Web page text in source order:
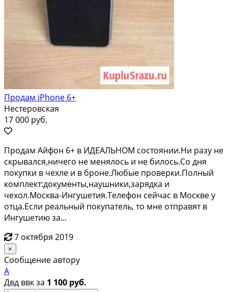
Продам iPhone 6+
Нестеровская
17 000 руб.
Продам Айфон 6+ в ИДЕАЛЬНОМ состоянии.Ни разу не
скрывался,ничего не менялось и не билось.Со дня
покупки в чехле и в броне.Любые проверки.Полный
комплект:документы,наушники,зарядка и
чехол.Москва-Ингушетия.Телефон сейчас в Москве у
отца.Если реальный покупатель, то мне отправят в
Ингушетию за...
7 октября 2019
×
Сообщение автору
А
Двд ввк за 1 100 руб.